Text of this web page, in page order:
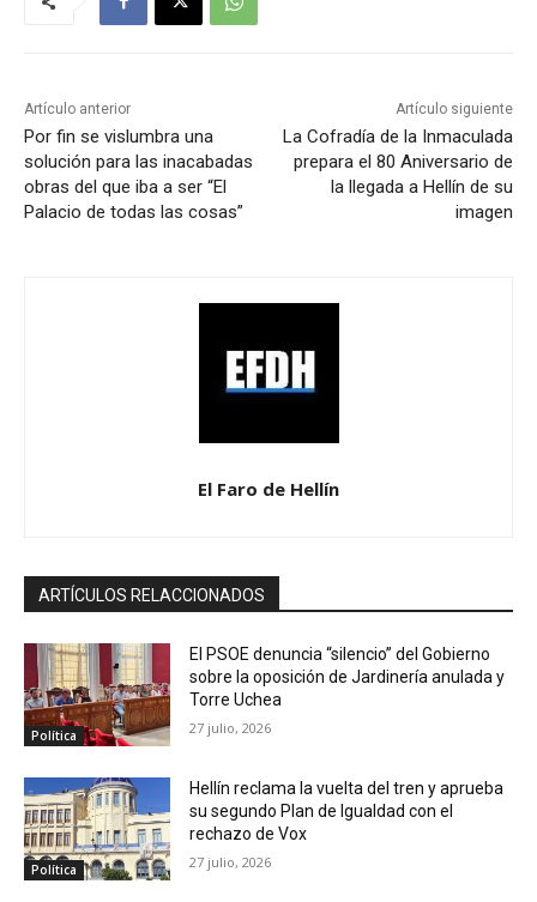
Artículo anterior
Por fin se vislumbra una
solución para las inacabadas
obras del que iba a ser “El
Palacio de todas las cosas”
Artículo siguiente
La Cofradía de la Inmaculada
prepara el 80 Aniversario de
la llegada a Hellín de su
imagen
El Faro de Hellín
ARTÍCULOS RELACCIONADOS
Política
El PSOE denuncia “silencio” del Gobierno
sobre la oposición de Jardinería anulada y
Torre Uchea
27 julio, 2026
Política
Hellín reclama la vuelta del tren y aprueba
su segundo Plan de Igualdad con el
rechazo de Vox
27 julio, 2026